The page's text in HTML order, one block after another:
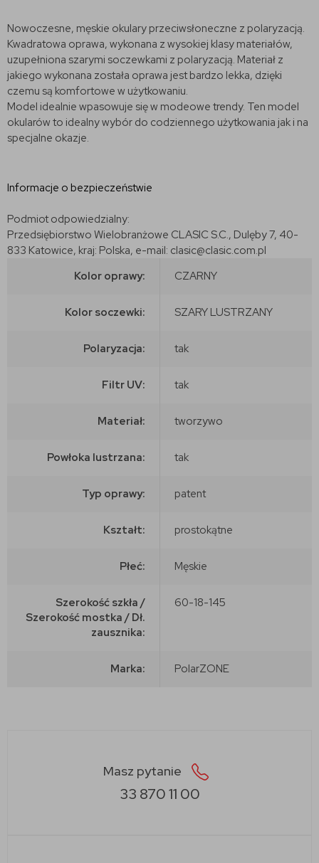
Nowoczesne, męskie okulary przeciwsłoneczne z polaryzacją.
Kwadratowa oprawa, wykonana z wysokiej klasy materiałów,
uzupełniona szarymi soczewkami z polaryzacją. Materiał z
jakiego wykonana została oprawa jest bardzo lekka, dzięki
czemu są komfortowe w użytkowaniu.
Model idealnie wpasowuje się w modeowe trendy. Ten model
okularów to idealny wybór do codziennego użytkowania jak i na
specjalne okazje.
Informacje o bezpieczeństwie
Podmiot odpowiedzialny:
Przedsiębiorstwo Wielobranżowe CLASIC S.C., Dulęby 7, 40-
833 Katowice, kraj: Polska, e-mail: clasic@clasic.com.pl
Kolor oprawy:
CZARNY
Kolor soczewki: SZARY LUSTRZANY
Polaryzacja: tak
Filtr UV: tak
Materiał: tworzywo
Powłoka lustrzana: tak
Typ oprawy: patent
Kształt: prostokątne
Płeć: Męskie
Szerokość szkła /
Szerokość mostka / Dł.
zausznika:
60-18-145
Marka: PolarZONE
Masz pytanie
33 870 11 00